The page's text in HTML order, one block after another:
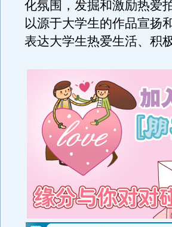
化氛围，发掘和激励热爱
以源于大学生的作品宣扬
表达大学生热爱生活、积